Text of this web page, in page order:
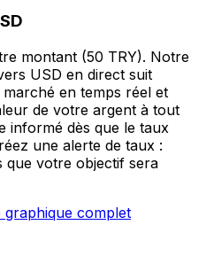
montant (50 TRY). Notre
USD en direct suit
en temps réel et
de votre argent à tout
informé dès que le taux
une alerte de taux :
que votre objectif sera
graphique complet